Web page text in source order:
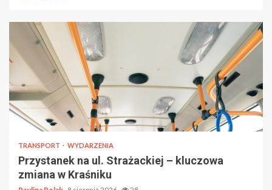
TRANSPORT WYDARZENIA
Przystanek na ul. Strażackiej – kluczowa
zmiana w Kraśniku